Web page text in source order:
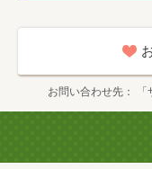
お問い合わせ先